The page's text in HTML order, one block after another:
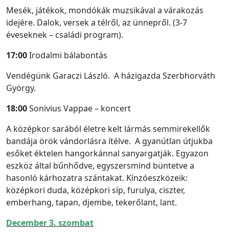
Mesék, játékok, mondókák muzsikával a várakozás
idejére. Dalok, versek a télről, az ünnepről. (3-7
éveseknek – családi program).
17:00Irodalmi bálabontás
Vendégünk Garaczi László. A házigazda Szerbhorváth
György.
18:00Sonivius Vappae – koncert
A középkor sarából életre kelt lármás semmirekellők
bandája örök vándorlásra ítélve. A gyanútlan útjukba
esőket éktelen hangorkánnal sanyargatják. Egyazon
eszköz által bűnhődve, egyszersmind büntetve a
hasonló kárhozatra szántakat. Kínzóeszközeik:
középkori duda, középkori síp, furulya, ciszter,
emberhang, tapan, djembe, tekerőlant, lant.
December 3. szombat